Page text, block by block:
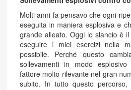
Molti anni fa pensavo che ogni
eseguita in maniera esplosiva e
grande alleato. Oggi lo slancio è
eseguire i miei esercizi nella
possibile. Perché questo
sollevamenti in modo
fattore molto rilevante nel gran
subito. In tutto questo